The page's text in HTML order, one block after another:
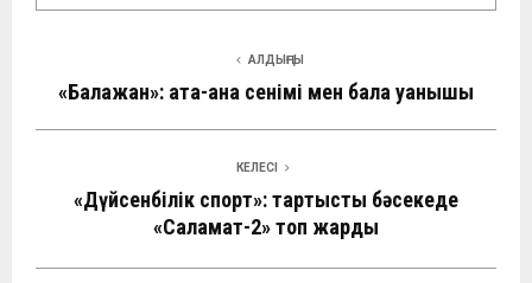
АЛДЫҢҒЫ
«Балажан»: ата-ана сенімі мен бала қуанышы
КЕЛЕСІ
«Дүйсенбілік спорт»: тартысты бәсекеде
«Саламат-2» топ жарды